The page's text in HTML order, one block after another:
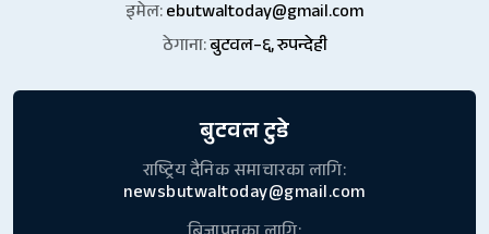
इमेल:ebutwaltoday@gmail.com
ठेगाना:बुटवल–६, रुपन्देही
बुटवल टुडे
राष्ट्रिय दैनिक समाचारका लागि:
newsbutwaltoday@gmail.com